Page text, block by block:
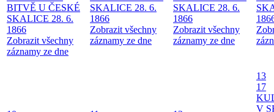
BITVĚ U ČESKÉ
SKALICE 28. 6.
1866
Zobrazit všechny
záznamy ze dne
SKALICE 28. 6.
1866
Zobrazit všechny
záznamy ze dne
SKALICE 28. 6.
1866
Zobrazit všechny
záznamy ze dne
13
17
V